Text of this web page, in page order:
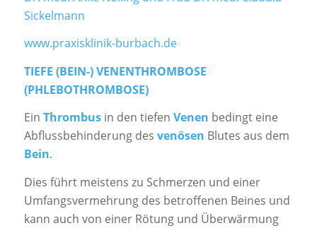
Sickelmann
www.praxisklinik-burbach.de
TIEFE (BEIN-) VENENTHROMBOSE
(PHLEBOTHROMBOSE)
Ein Thrombusin den tiefen Venen bedingt eine
Abflussbehinderung des venösen Blutes aus dem
Bein.
Dies führt meistens zu Schmerzen und einer
Umfangsvermehrung des betroffenen Beines und
kann auch von einer Rötung und Überwärmung